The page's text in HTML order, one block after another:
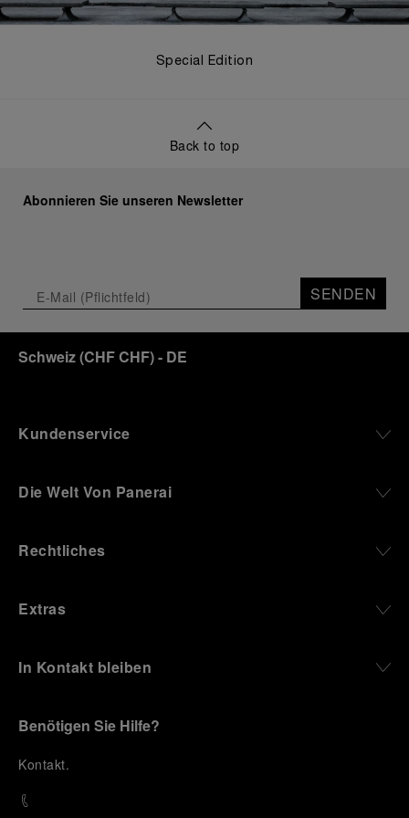
Special Edition
Back to top
Abonnieren Sie unseren Newsletter
SENDEN
Schweiz(CHF CHF)- DE
Kundenservice
Die Welt Von Panerai
Rechtliches
Extras
In Kontakt bleiben
Benötigen Sie Hilfe?
Kontakt.